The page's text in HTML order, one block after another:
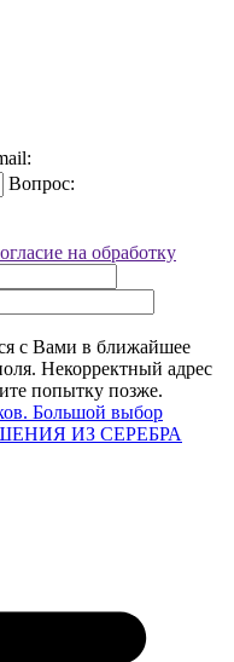
Вопрос:
на обработку
с Вами в ближайшее
Некорректный адрес
попытку позже.
Большой выбор
ИЗ СЕРЕБРА